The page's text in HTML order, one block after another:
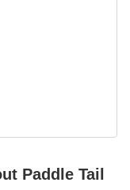
Paddle Tail